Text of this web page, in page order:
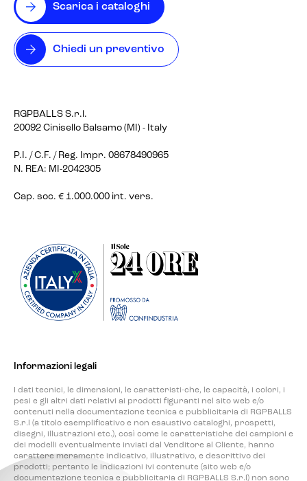
Scarica i cataloghi
Chiedi un preventivo
RGPBALLS S.r.l.
20092 Cinisello Balsamo (MI) - Italy
P.I. / C.F. / Reg. Impr. 08678490965
N. REA: MI-2042305
Cap. soc. € 1.000.000 int. vers.
Informazioni legali
I dati tecnici, le dimensioni, le caratteristi-che, le capacità, i colori, i
pesi e gli altri dati relativi ai prodotti figuranti nel sito web e/o
contenuti nella documentazione tecnica e pubblicitaria di RGPBALLS
S.r.l (a titolo esemplificativo e non esaustivo cataloghi, prospetti,
disegni, illustrazioni etc.), così come le caratteristiche dei campioni e
dei modelli eventualmente inviati dal Venditore al Cliente, hanno
carattere meramente indicativo, illustrativo, e descrittivo dei
prodotti; pertanto le indicazioni ivi contenute (sito web e/o
documentazione tecnica e pubblicitaria di RGPBALLS S.r.l) non sono